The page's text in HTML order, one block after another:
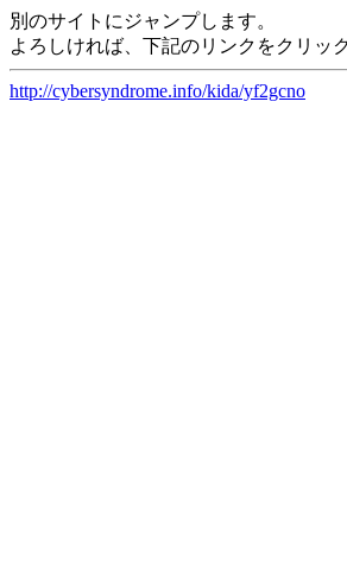
別のサイトにジャンプします。
よろしければ、下記のリンクをクリッ
http://cybersyndrome.info/kida/yf2gcno